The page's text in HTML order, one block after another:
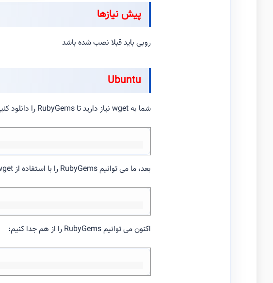
پیش نیازها
روبی باید قبلا نصب شده باشد
Ubuntu
شما به wget نیاز دارید تا RubyGems را دانلود کنید، اگر قبلا آن را نصب نکرده باشید، آن را نصب کنید:
بعد، ما می توانیم RubyGems را با استفاده از wget دانلود کنیم:
اکنون می توانیم RubyGems را از هم جدا کنیم: